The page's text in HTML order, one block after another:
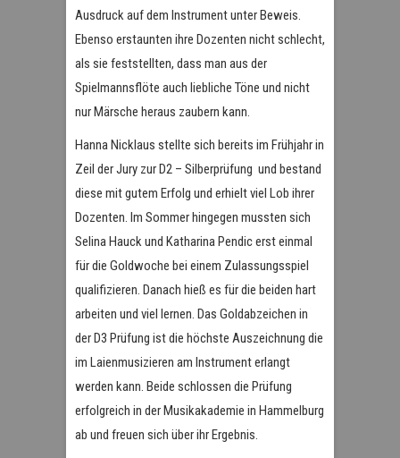
Ausdruck auf dem Instrument unter Beweis.
Ebenso erstaunten ihre Dozenten nicht schlecht,
als sie feststellten, dass man aus der
Spielmannsflöte auch liebliche Töne und nicht
nur Märsche heraus zaubern kann.
Hanna Nicklaus stellte sich bereits im Frühjahr in
Zeil der Jury zur D2 – Silberprüfung und bestand
diese mit gutem Erfolg und erhielt viel Lob ihrer
Dozenten. Im Sommer hingegen mussten sich
Selina Hauck und Katharina Pendic erst einmal
für die Goldwoche bei einem Zulassungsspiel
qualifizieren. Danach hieß es für die beiden hart
arbeiten und viel lernen. Das Goldabzeichen in
der D3 Prüfung ist die höchste Auszeichnung die
im Laienmusizieren am Instrument erlangt
werden kann. Beide schlossen die Prüfung
erfolgreich in der Musikakademie in Hammelburg
ab und freuen sich über ihr Ergebnis.